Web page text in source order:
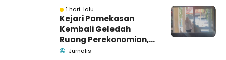
1 hari lalu
Kejari Pamekasan
Kembali Geledah
Ruang Perekonomian,
Pidsus: Tunggu Saja!
Jurnalis